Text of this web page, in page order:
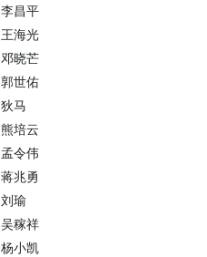
李昌平
王海光
邓晓芒
郭世佑
狄马
熊培云
孟令伟
蒋兆勇
刘瑜
吴稼祥
杨小凯